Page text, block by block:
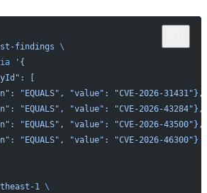
findings \
'{
[
"EQUALS", "value": "CVE-2026-31431"},
"EQUALS", "value": "CVE-2026-43284"},
"EQUALS", "value": "CVE-2026-43500"},
"EQUALS", "value": "CVE-2026-46300"}
1 \